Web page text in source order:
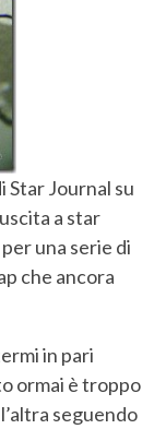
Star Journal su
a star
una serie di
che ancora
in pari
ormai è troppo
seguendo